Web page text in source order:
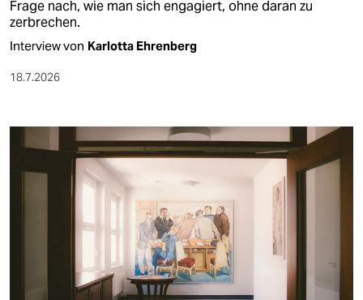
Frage nach, wie man sich engagiert, ohne daran zu
zerbrechen.
Interview von Karlotta Ehrenberg
18.7.2026